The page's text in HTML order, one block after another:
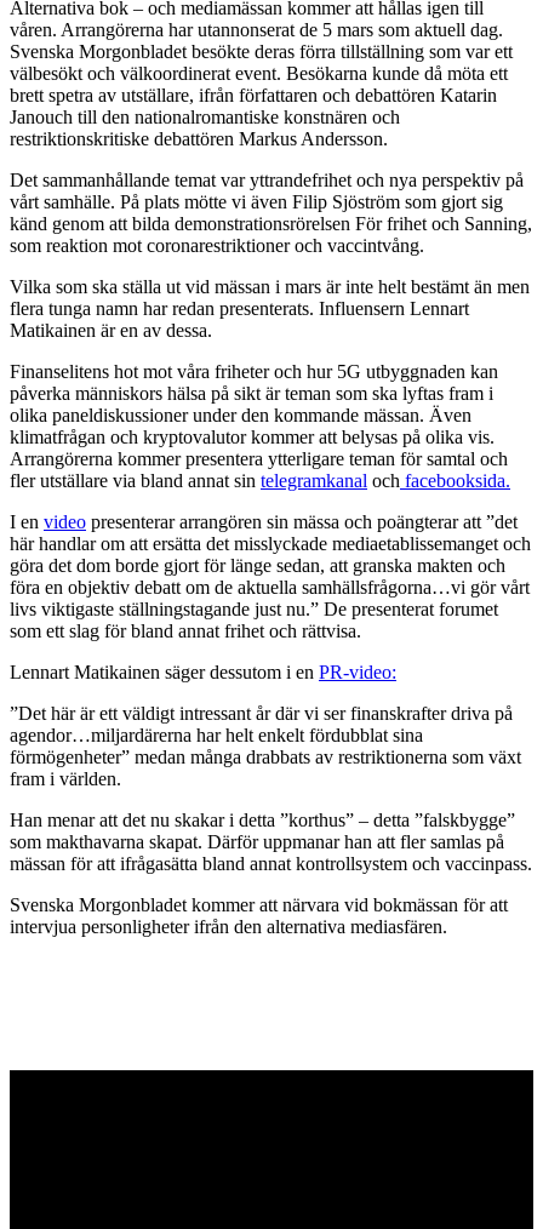
Alternativa bok – och mediamässan kommer att hållas igen till
våren. Arrangörerna har utannonserat de 5 mars som aktuell dag.
Svenska Morgonbladet besökte deras förra tillställning som var ett
välbesökt och välkoordinerat event. Besökarna kunde då möta ett
brett spetra av utställare, ifrån författaren och debattören Katarin
Janouch till den nationalromantiske konstnären och
restriktionskritiske debattören Markus Andersson.
Det sammanhållande temat var yttrandefrihet och nya perspektiv på
vårt samhälle. På plats mötte vi även Filip Sjöström som gjort sig
känd genom att bilda demonstrationsrörelsen För frihet och Sanning,
som reaktion mot coronarestriktioner och vaccintvång.
Vilka som ska ställa ut vid mässan i mars är inte helt bestämt än men
flera tunga namn har redan presenterats. Influensern Lennart
Matikainen är en av dessa.
Finanselitens hot mot våra friheter och hur 5G utbyggnaden kan
påverka människors hälsa på sikt är teman som ska lyftas fram i
olika paneldiskussioner under den kommande mässan. Även
klimatfrågan och kryptovalutor kommer att belysas på olika vis.
Arrangörerna kommer presentera ytterligare teman för samtal och
fler utställare via bland annat sin telegramkanal och facebooksida.
I en video presenterar arrangören sin mässa och poängterar att ”det
här handlar om att ersätta det misslyckade mediaetablissemanget och
göra det dom borde gjort för länge sedan, att granska makten och
föra en objektiv debatt om de aktuella samhällsfrågorna…vi gör vårt
livs viktigaste ställningstagande just nu.” De presenterat forumet
som ett slag för bland annat frihet och rättvisa.
Lennart Matikainen säger dessutom i en PR-video:
”Det här är ett väldigt intressant år där vi ser finanskrafter driva på
agendor…miljardärerna har helt enkelt fördubblat sina
förmögenheter” medan många drabbats av restriktionerna som växt
fram i världen.
Han menar att det nu skakar i detta ”korthus” – detta ”falskbygge”
som makthavarna skapat. Därför uppmanar han att fler samlas på
mässan för att ifrågasätta bland annat kontrollsystem och vaccinpass.
Svenska Morgonbladet kommer att närvara vid bokmässan för att
intervjua personligheter ifrån den alternativa mediasfären.